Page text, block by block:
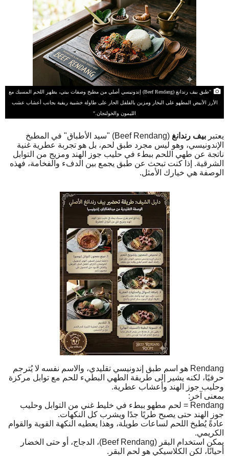
"طبق بيف رندانغ (Beef Rendang) إندونيسي أصلي من مطبخ وصفات بيتي، يظهر اللحم المسبك مع
الأرز الأبيض المطهو على البخار ومزين بالفلفل الحار على طاولة خشبية ريفية بجانب أعشاب عشب
الليمون والخولنجان."
يعتبر بيف رندانغ
(Beef Rendang) "سيد الأطباق" في المطبخ
الإندونيسي، وهو ليس مجرد طبق لحم، بل هو تجربة عطرية غنية
ناتجة عن طهي اللحم ببطء في حليب جوز الهند ومزيج من التوابل
الشرقية. إذا كنت تبحث عن طبق يجمع بين الدفء والفخامة، فهذه
الوصفة هي خيارك الأمثل.
Rendang هو اسم طبق إندونيسي تقليدي، والاسم نفسه لا يُترجم
حرفيًا، لكنه يشير إلى طريقة الطهي البطيء للحم مع توابل مركزة
وحليب جوز الهند وأعشاب عطرية.
بمعنى آخر:
Rendang = لحم مطهو ببطء في خليط غني من التوابل وحليب
جوز الهند حتى يصبح طريًا جدًا ويشرب كل النكهات.
عادةً يُطبخ اللحم لساعات طويلة، وهذا يعطيه النكهة القوية والقوام
الكريمي.
يمكن استخدام البقر (Beef Rendang)، الدجاج، أو حتى الخضار
أحيانًا، لكن الكلاسيكي هو لحم البقر.